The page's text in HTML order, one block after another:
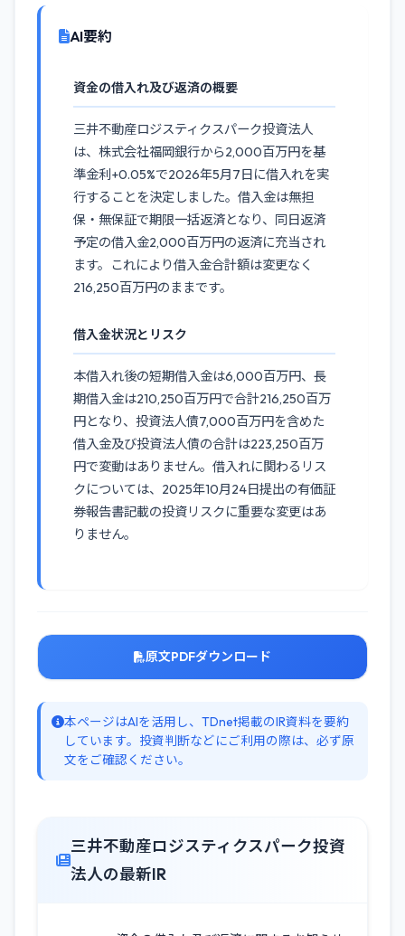
AI要約
資金の借入れ及び返済の概要
三井不動産ロジスティクスパーク投資法人
は、株式会社福岡銀行から2,000百万円を基
準金利+0.05%で2026年5月7日に借入れを実
行することを決定しました。借入金は無担
保・無保証で期限一括返済となり、同日返済
予定の借入金2,000百万円の返済に充当され
ます。これにより借入金合計額は変更なく
216,250百万円のままです。
借入金状況とリスク
本借入れ後の短期借入金は6,000百万円、長
期借入金は210,250百万円で合計216,250百万
円となり、投資法人債7,000百万円を含めた
借入金及び投資法人債の合計は223,250百万
円で変動はありません。借入れに関わるリス
クについては、2025年10月24日提出の有価証
券報告書記載の投資リスクに重要な変更はあ
りません。
原文PDFダウンロード
本ページはAIを活用し、TDnet掲載のIR資料を要約
しています。投資判断などにご利用の際は、必ず原
文をご確認ください。
三井不動産ロジスティクスパーク投資
法人の最新IR